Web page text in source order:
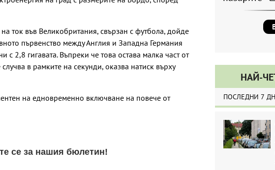
ток във Великобритания, свързан с футбола, дойде
първенство между Англия и Западна Германия
с 2,8 гигавата. Въпреки че това остава малка част от
в рамките на секунди, оказва натиск върху
на едновременно включване на повече от
НАЙ-
ПОСЛЕДНИ 7